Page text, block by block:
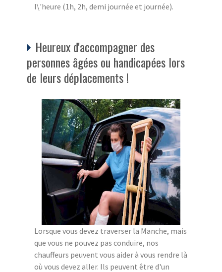
l\'heure (1h, 2h, demi journée et journée).
Heureux d'accompagner des
personnes âgées ou handicapées lors
de leurs déplacements !
Lorsque vous devez traverser la Manche, mais
que vous ne pouvez pas conduire, nos
chauffeurs peuvent vous aider à vous rendre là
où vous devez aller. Ils peuvent être d'un